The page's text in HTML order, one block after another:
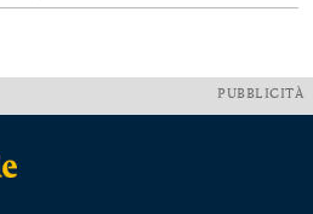
PUBBLICITÀ